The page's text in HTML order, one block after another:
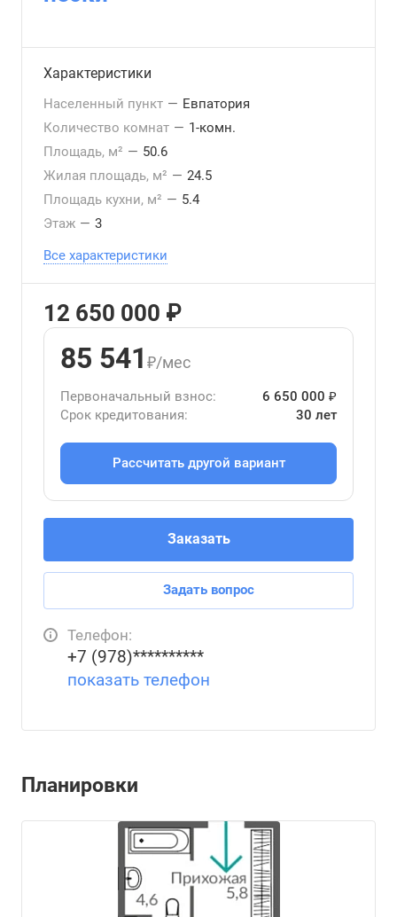
Характеристики
Населенный пункт — Евпатория
Количество комнат — 1-комн.
Площадь, м² — 50.6
Жилая площадь, м² — 24.5
Площадь кухни, м² — 5.4
Этаж — 3
Все характеристики
12 650 000 ₽
85 541 ₽/мес
Первоначальный взнос:
6 650 000 ₽
Срок кредитования:
30 лет
Рассчитать другой вариант
Заказать
Задать вопрос
Телефон:
+7 (978)**********
показать телефон
Планировки